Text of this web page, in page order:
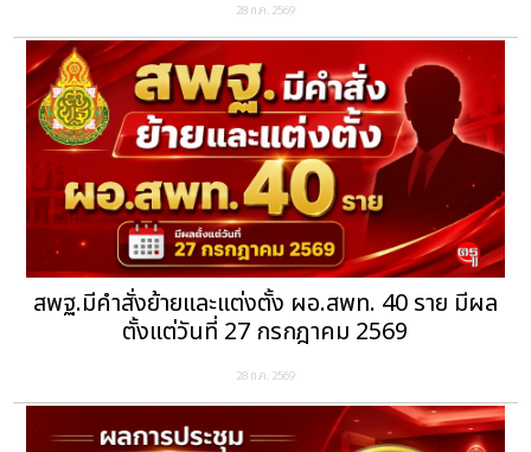
28 ก.ค. 2569
สพฐ.มีคำสั่งย้ายและแต่งตั้ง ผอ.สพท. 40 ราย มีผล
ตั้งแต่วันที่ 27 กรกฎาคม 2569
28 ก.ค. 2569